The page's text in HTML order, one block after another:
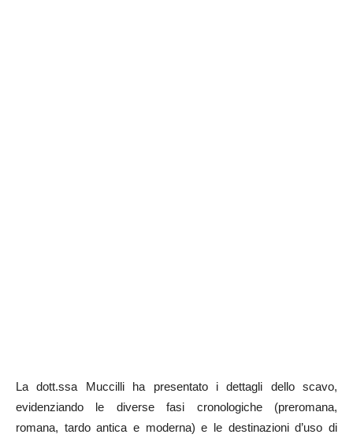
La dott.ssa Muccilli ha presentato i dettagli dello scavo,
evidenziando le diverse fasi cronologiche (preromana,
romana, tardo antica e moderna) e le destinazioni d’uso di